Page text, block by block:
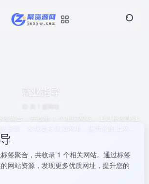
就业指导
签聚合，共收录 1 个相关网站。通过标签快速
资源，发现更多优质网址，提升您的上网效
标签聚合，共收录 1 个相关网站。通过标签
网站资源，发现更多优质网址，提升您的